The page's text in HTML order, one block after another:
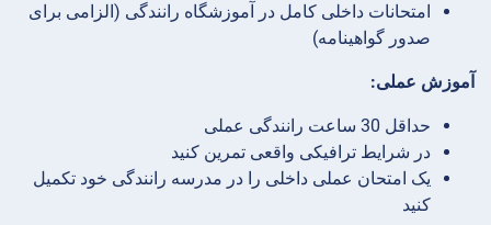
امتحانات داخلی کامل در آموزشگاه رانندگی (الزامی برای
صدور گواهینامه)
آموزش عملی:
حداقل 30 ساعت رانندگی عملی
در شرایط ترافیکی واقعی تمرین کنید
یک امتحان عملی داخلی را در مدرسه رانندگی خود تکمیل
کنید